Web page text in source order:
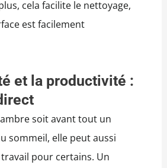
cela facilite le nettoyage,
est facilement
et la productivité :
soit avant tout un
sommeil, elle peut aussi
pour certains. Un